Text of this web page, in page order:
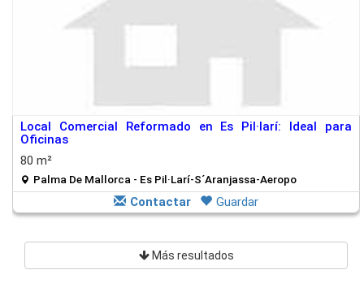
Local Comercial Reformado en Es Pil·larí: Ideal para
Oficinas
80 m²
Palma De Mallorca - Es Pil·Larí-S´Aranjassa-Aeropo
Contactar Guardar
Más resultados